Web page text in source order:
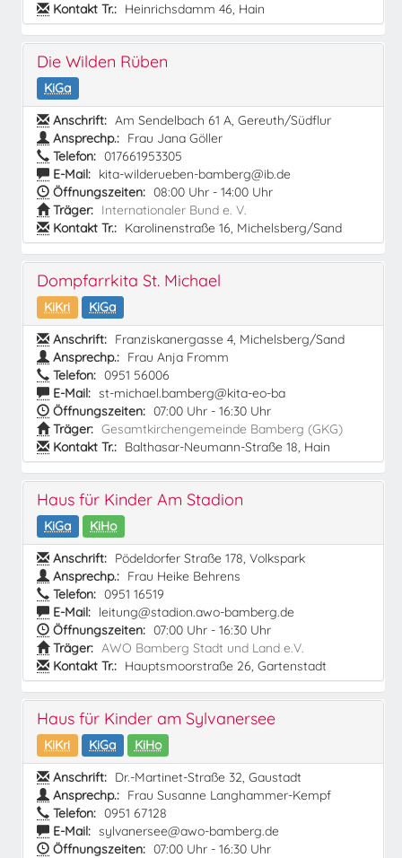
Kontakt Tr.: Heinrichsdamm 46, Hain
Die Wilden Rüben
KiGa
Anschrift: Am Sendelbach 61 A, Gereuth/Südflur
Ansprechp.: Frau Jana Göller
Telefon: 017661953305
E-Mail: kita-wilderueben-bamberg@ib.de
Öffnungszeiten: 08:00 Uhr - 14:00 Uhr
Träger: Internationaler Bund e. V.
Kontakt Tr.: Karolinenstraße 16, Michelsberg/Sand
Dompfarrkita St. Michael
KiKri
KiGa
Anschrift: Franziskanergasse 4, Michelsberg/Sand
Ansprechp.: Frau Anja Fromm
Telefon: 0951 56006
E-Mail: st-michael.bamberg@kita-eo-ba
Öffnungszeiten: 07:00 Uhr - 16:30 Uhr
Träger: Gesamtkirchengemeinde Bamberg (GKG)
Kontakt Tr.: Balthasar-Neumann-Straße 18, Hain
Haus für Kinder Am Stadion
KiGa
KiHo
Anschrift: Pödeldorfer Straße 178, Volkspark
Ansprechp.: Frau Heike Behrens
Telefon: 0951 16519
E-Mail: leitung@stadion.awo-bamberg.de
Öffnungszeiten: 07:00 Uhr - 16:30 Uhr
Träger: AWO Bamberg Stadt und Land e.V.
Kontakt Tr.: Hauptsmoorstraße 26, Gartenstadt
Haus für Kinder am Sylvanersee
KiKri KiGa
KiHo
Anschrift: Dr.-Martinet-Straße 32, Gaustadt
Ansprechp.: Frau Susanne Langhammer-Kempf
Telefon: 0951 67128
E-Mail: sylvanersee@awo-bamberg.de
Öffnungszeiten: 07:00 Uhr - 16:30 Uhr